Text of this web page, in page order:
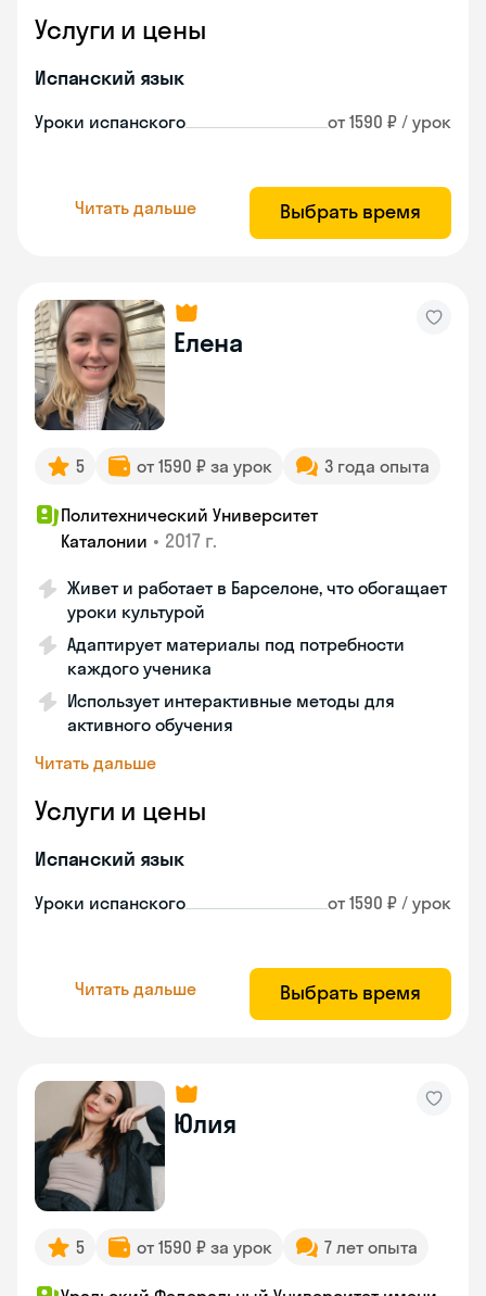
Услуги и цены
Испанский язык
Уроки испанского от 1590 ₽ / урок
Читать дальше Выбрать время
Елена
5 от 1590 ₽ за урок 3 года опыта
Политехнический Университет
Каталонии • 2017 г.
Живет и работает в Барселоне, что обогащает
уроки культурой
Адаптирует материалы под потребности
каждого ученика
Использует интерактивные методы для
активного обучения
Читать дальше
Услуги и цены
Испанский язык
Уроки испанского от 1590 ₽ / урок
Читать дальше Выбрать время
Юлия
5 от 1590 ₽ за урок 7 лет опыта